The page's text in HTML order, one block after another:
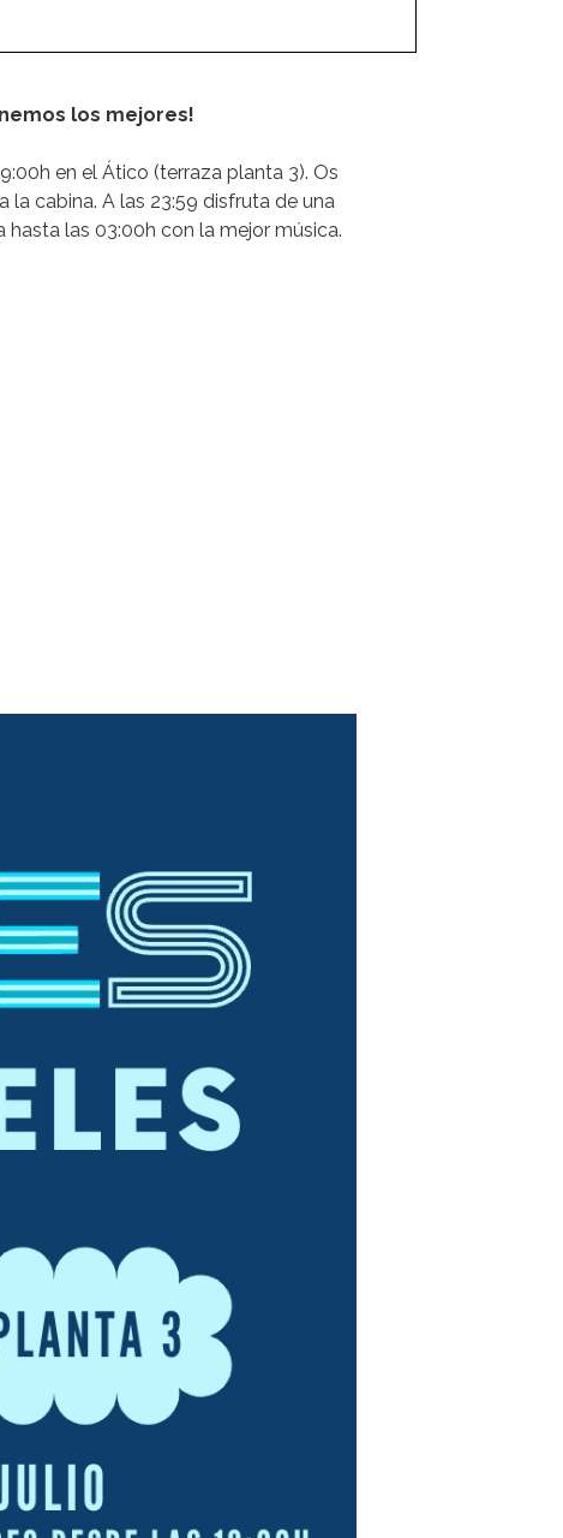
los mejores!
en el Ático (terraza planta 3). Os
cabina. A las 23:59 disfruta de una
las 03:00h con la mejor música.